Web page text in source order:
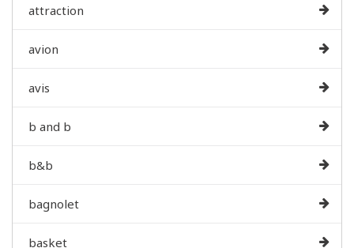
attraction
avion
avis
b and b
b&b
bagnolet
basket